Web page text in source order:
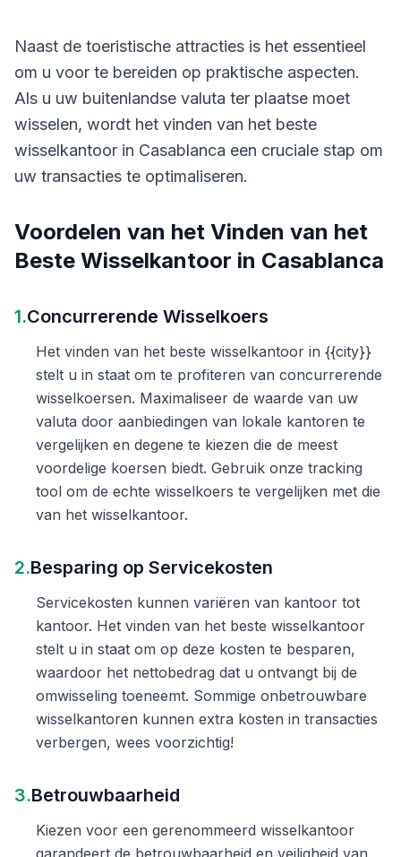
Naast de toeristische attracties is het essentieel
om u voor te bereiden op praktische aspecten.
Als u uw buitenlandse valuta ter plaatse moet
wisselen, wordt het vinden van het beste
wisselkantoor in Casablanca een cruciale stap om
uw transacties te optimaliseren.
Voordelen van het Vinden van het
Beste Wisselkantoor in Casablanca
1.Concurrerende Wisselkoers
Het vinden van het beste wisselkantoor in {{city}}
stelt u in staat om te profiteren van concurrerende
wisselkoersen. Maximaliseer de waarde van uw
valuta door aanbiedingen van lokale kantoren te
vergelijken en degene te kiezen die de meest
voordelige koersen biedt. Gebruik onze tracking
tool om de echte wisselkoers te vergelijken met die
van het wisselkantoor.
2.Besparing op Servicekosten
Servicekosten kunnen variëren van kantoor tot
kantoor. Het vinden van het beste wisselkantoor
stelt u in staat om op deze kosten te besparen,
waardoor het nettobedrag dat u ontvangt bij de
omwisseling toeneemt. Sommige onbetrouwbare
wisselkantoren kunnen extra kosten in transacties
verbergen, wees voorzichtig!
3.Betrouwbaarheid
Kiezen voor een gerenommeerd wisselkantoor
garandeert de betrouwbaarheid en veiligheid van